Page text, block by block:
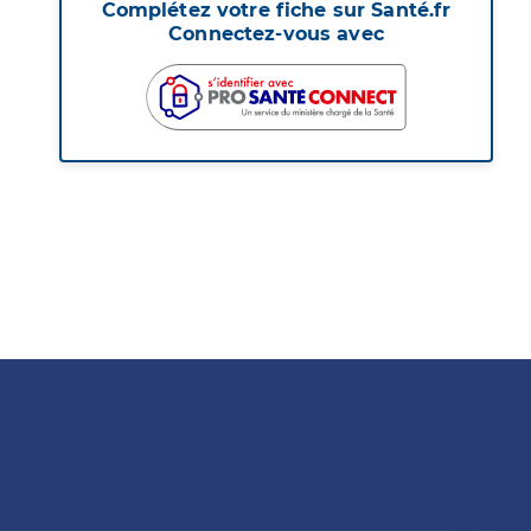
Complétez votre fiche sur Santé.fr
Connectez-vous avec